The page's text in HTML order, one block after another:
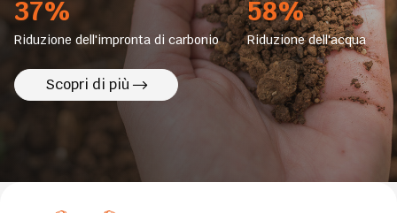
37%
Riduzione dell'impronta di carbonio
58%
Riduzione dell'acqua
Scopri di più